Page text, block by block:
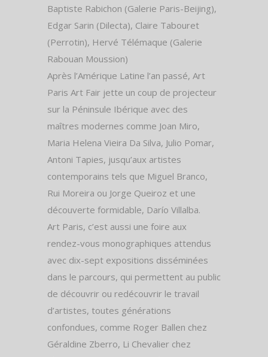
Baptiste Rabichon (Galerie Paris-Beijing),
Edgar Sarin (Dilecta), Claire Tabouret
(Perrotin), Hervé Télémaque (Galerie
Rabouan Moussion)
Après l’Amérique Latine l’an passé, Art
Paris Art Fair jette un coup de projecteur
sur la Péninsule Ibérique avec des
maîtres modernes comme Joan Miro,
Maria Helena Vieira Da Silva, Julio Pomar,
Antoni Tapies, jusqu’aux artistes
contemporains tels que Miguel Branco,
Rui Moreira ou Jorge Queiroz et une
découverte formidable, Darío Villalba.
Art Paris, c’est aussi une foire aux
rendez-vous monographiques attendus
avec dix-sept expositions disséminées
dans le parcours, qui permettent au public
de découvrir ou redécouvrir le travail
d’artistes, toutes générations
confondues, comme Roger Ballen chez
Géraldine Zberro, Li Chevalier chez